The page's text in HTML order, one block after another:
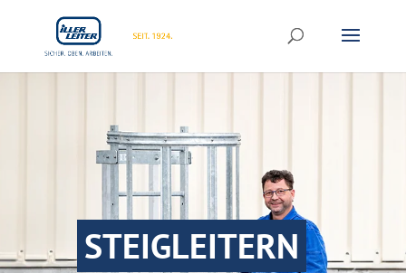
STEIGLEITERN